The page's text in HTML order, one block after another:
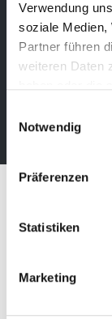
Verwendung
soziale Medien,
Partner führen
weiteren Daten
Notwendig
Präferenzen
Statistiken
Marketing
Bleibe über
im Voraus
Newsletter